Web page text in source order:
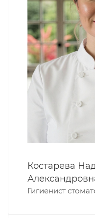
Костарева
Гигиенист